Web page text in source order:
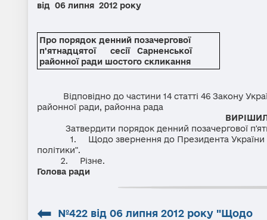
від 06 липня 2012
Про порядок денний позачергової
п'ятнадцятої сесії Сарненської
районної ради шостого скликання
Відповідно до частини 14 статті 46 Закону
районної ради, районна рада
Затвердити порядок денний позачергової
1.
Щодо звернення до Президента України
політики".
2.
Різне.
Голова ради М.М.
⬅
№422 від 06 липня 2012 року "Щодо